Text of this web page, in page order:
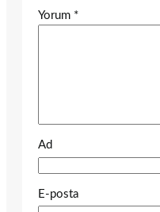
Yorum *
Ad
E-posta